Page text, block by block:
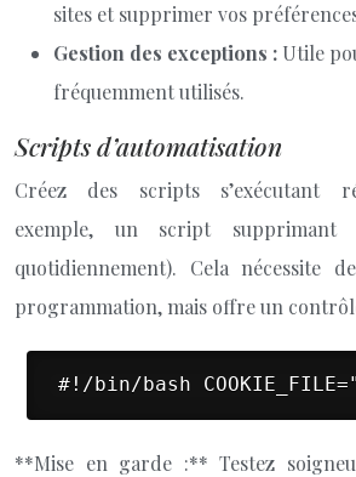
sites et supprimer vos
Gestion des exceptions : Utile
fréquemment utilisés.
Scripts d’automatisation
Créez des scripts s’exécutant
exemple, un script supprimant
quotidiennement). Cela nécessite
programmation, mais offre un
#!/bin/bash
**Mise en garde :** Testez